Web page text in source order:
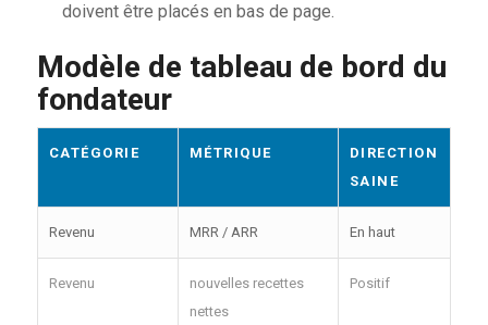
doivent être placés en bas de page.
Modèle de tableau de bord du
fondateur
CATÉGORIE MÉTRIQUE
DIRECTION
SAINE
Revenu MRR / ARR En haut
Revenu
nouvelles recettes
nettes
Positif